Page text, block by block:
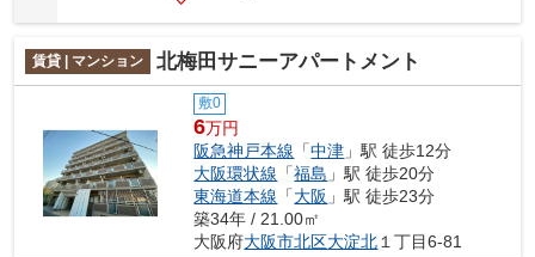
賃貸 | マンション 北梅田サニーアパートメント
敷0
6万円
阪急神戸本線 「中津 」駅 徒歩12分
大阪環状線 「福島 」駅 徒歩20分
東海道本線 「大阪 」駅 徒歩23分
築34年 / 21.00㎡
大阪府大阪市北区大淀北 １丁目6-81